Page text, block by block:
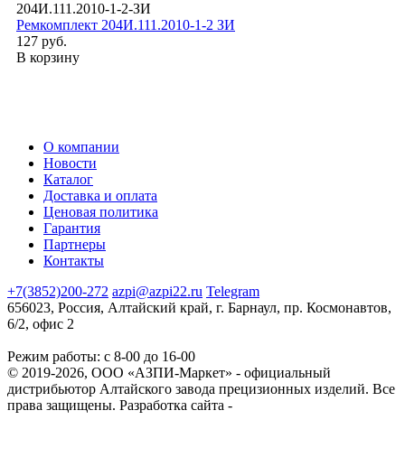
204И.111.2010-1-2-ЗИ
Ремкомплект 204И.111.2010-1-2 ЗИ
127 руб.
В корзину
О компании
Новости
Каталог
Доставка и оплата
Ценовая политика
Гарантия
Партнеры
Контакты
+7(3852)200-272 azpi@azpi22.ru Telegram
656023, Россия, Алтайский край, г. Барнаул, пр. Космонавтов,
6/2, офис 2
Режим работы: с 8-00 до 16-00
© 2019-2026, ООО «АЗПИ-Маркет» - официальный
дистрибьютор Алтайского завода прецизионных изделий. Все
права защищены. Разработка сайта -